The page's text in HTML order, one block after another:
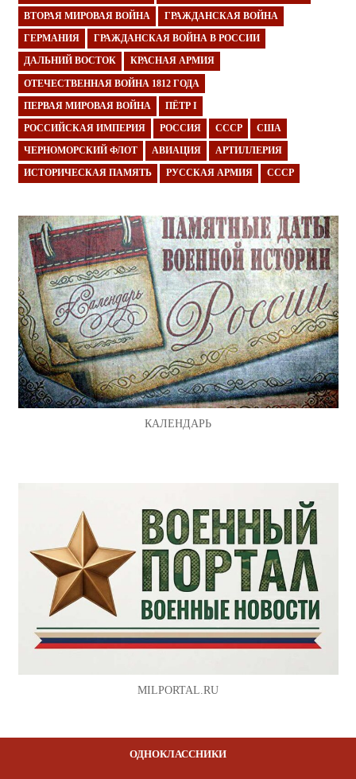
ВТОРАЯ МИРОВАЯ ВОЙНА ГРАЖДАНСКАЯ ВОЙНА
ГЕРМАНИЯ ГРАЖДАНСКАЯ ВОЙНА В РОССИИ
ДАЛЬНИЙ ВОСТОК КРАСНАЯ АРМИЯ
ОТЕЧЕСТВЕННАЯ ВОЙНА 1812 ГОДА
ПЕРВАЯ МИРОВАЯ ВОЙНА ПЁТР I
РОССИЙСКАЯ ИМПЕРИЯ РОССИЯ СССР США
ЧЕРНОМОРСКИЙ ФЛОТ АВИАЦИЯ АРТИЛЛЕРИЯ
ИСТОРИЧЕСКАЯ ПАМЯТЬ РУССКАЯ АРМИЯ СССР
КАЛЕНДАРЬ
MILPORTAL.RU
ОДНОКЛАССНИКИ